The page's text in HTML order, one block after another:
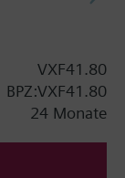
bestellen.
VXF41.80
BPZ:VXF41.80
24 Monate